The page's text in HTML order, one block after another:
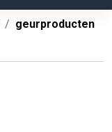
geurproducten